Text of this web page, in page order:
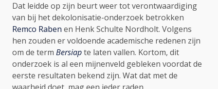
Dat leidde op zijn beurt weer tot verontwaardiging
van bij het dekolonisatie-onderzoek betrokken
Remco Raben en Henk Schulte Nordholt. Volgens
hen zouden er voldoende academische redenen zijn
om de term Bersiapte laten vallen. Kortom, dit
onderzoek is al een mijnenveld gebleken voordat de
eerste resultaten bekend zijn. Wat dat met de